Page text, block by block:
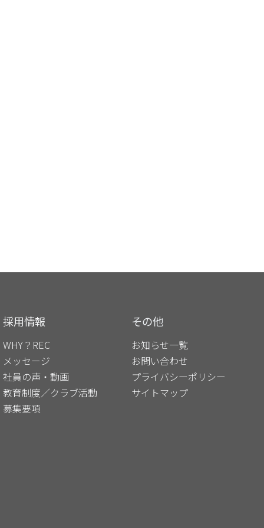
採⽤情報
WHY？REC
メッセージ
社員の声‧動画
教育制度∕クラブ活動
募集要項
その他
お知らせ⼀覧
お問い合わせ
プライバシーポリシー
サイトマップ